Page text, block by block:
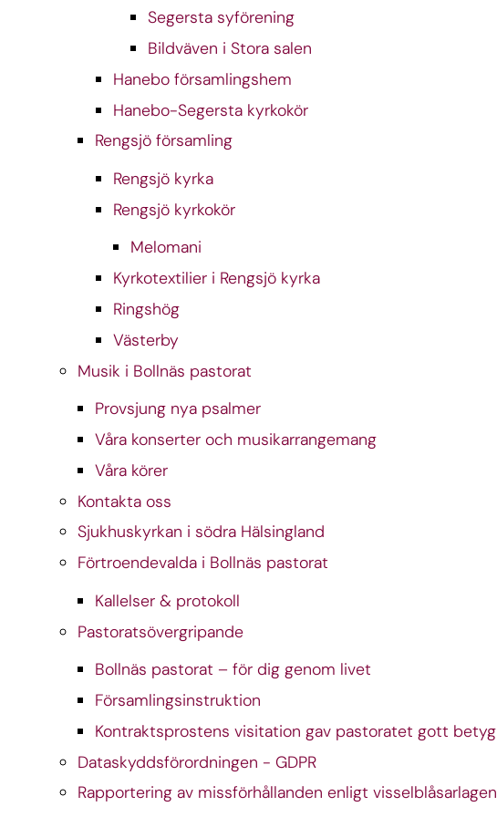
Segersta syförening
Bildväven i Stora salen
Hanebo församlingshem
Hanebo-Segersta kyrkokör
Rengsjö församling
Rengsjö kyrka
Rengsjö kyrkokör
Melomani
Kyrkotextilier i Rengsjö kyrka
Ringshög
Västerby
Musik i Bollnäs pastorat
Provsjung nya psalmer
Våra konserter och musikarrangemang
Våra körer
Kontakta oss
Sjukhuskyrkan i södra Hälsingland
Förtroendevalda i Bollnäs pastorat
Kallelser & protokoll
Pastoratsövergripande
Bollnäs pastorat – för dig genom livet
Församlingsinstruktion
Kontraktsprostens visitation gav pastoratet gott betyg
Dataskyddsförordningen - GDPR
Rapportering av missförhållanden enligt visselblåsarlagen